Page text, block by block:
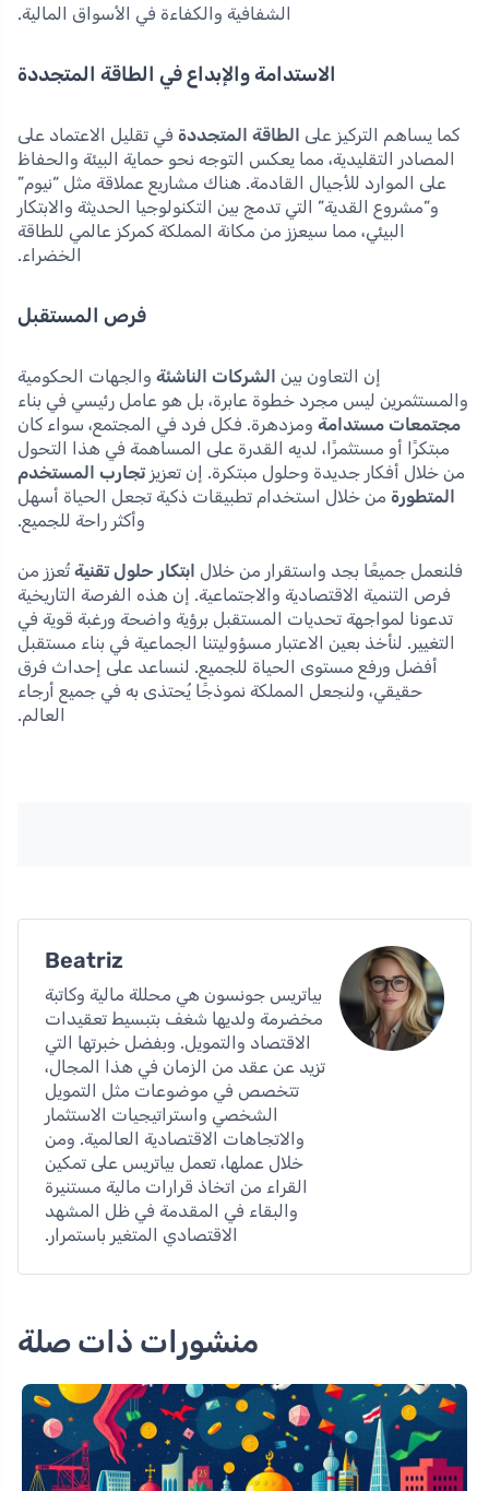
الشفافية والكفاءة في الأسواق المالية.
الاستدامة والإبداع في الطاقة المتجددة
كما يساهم التركيز على الطاقة المتجددة في تقليل الاعتماد على
المصادر التقليدية، مما يعكس التوجه نحو حماية البيئة والحفاظ
على الموارد للأجيال القادمة. هناك مشاريع عملاقة مثل “نيوم”
و”مشروع القدية” التي تدمج بين التكنولوجيا الحديثة والابتكار
البيئي، مما سيعزز من مكانة المملكة كمركز عالمي للطاقة
الخضراء.
فرص المستقبل
إن التعاون بين الشركات الناشئة والجهات الحكومية
والمستثمرين ليس مجرد خطوة عابرة، بل هو عامل رئيسي في بناء
مجتمعات مستدامة ومزدهرة. فكل فرد في المجتمع، سواء كان
مبتكرًا أو مستثمرًا، لديه القدرة على المساهمة في هذا التحول
من خلال أفكار جديدة وحلول مبتكرة. إن تعزيز تجارب المستخدم
المتطورة من خلال استخدام تطبيقات ذكية تجعل الحياة أسهل
وأكثر راحة للجميع.
فلنعمل جميعًا بجد واستقرار من خلال ابتكار حلول تقنية تُعزز من
فرص التنمية الاقتصادية والاجتماعية. إن هذه الفرصة التاريخية
تدعونا لمواجهة تحديات المستقبل برؤية واضحة ورغبة قوية في
التغيير. لنأخذ بعين الاعتبار مسؤوليتنا الجماعية في بناء مستقبل
أفضل ورفع مستوى الحياة للجميع. لنساعد على إحداث فرق
حقيقي، ولنجعل المملكة نموذجًا يُحتذى به في جميع أرجاء
العالم.
Beatriz
بياتريس جونسون هي محللة مالية وكاتبة
مخضرمة ولديها شغف بتبسيط تعقيدات
الاقتصاد والتمويل. وبفضل خبرتها التي
تزيد عن عقد من الزمان في هذا المجال،
تتخصص في موضوعات مثل التمويل
الشخصي واستراتيجيات الاستثمار
والاتجاهات الاقتصادية العالمية. ومن
خلال عملها، تعمل بياتريس على تمكين
القراء من اتخاذ قرارات مالية مستنيرة
والبقاء في المقدمة في ظل المشهد
الاقتصادي المتغير باستمرار.
منشورات ذات صلة